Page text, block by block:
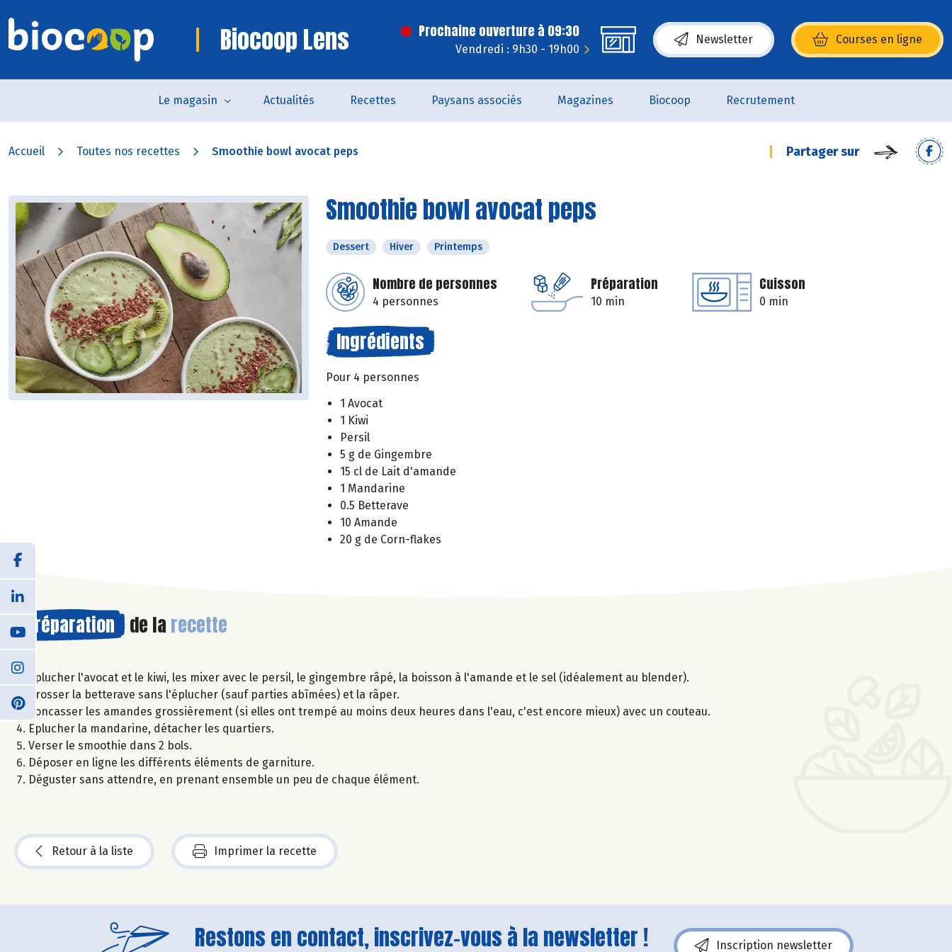
Biocoop Lens Prochaine ouverture à 09:30
Vendredi : 9h30 - 19h00
Newsletter Courses en ligne
(s’ouvre dans une nouvelle fenêtre)
Le magasin Actualités Recettes Paysans associés Magazines Biocoop Recrutement
Accueil Toutes nos recettes Smoothie bowl avocat peps Partager sur
Smoothie bowl avocat peps
Dessert Hiver Printemps
Nombre de personnes
4 personnes
Préparation
10 min
Cuisson
0 min
Ingrédients
Pour 4 personnes
1 Avocat
1 Kiwi
Persil
5 g de Gingembre
15 cl de Lait d'amande
1 Mandarine
0.5 Betterave
10 Amande
20 g de Corn-flakes
Préparation de la recette
Eplucher l'avocat et le kiwi, les mixer avec le persil, le gingembre râpé, la boisson à l'amande et le sel (idéalement au blender).
Brosser la betterave sans l'éplucher (sauf parties abîmées) et la râper.
Concasser les amandes grossièrement (si elles ont trempé au moins deux heures dans l'eau, c'est encore mieux) avec un couteau.
Eplucher la mandarine, détacher les quartiers.
Verser le smoothie dans 2 bols.
Déposer en ligne les différents éléments de garniture.
Déguster sans attendre, en prenant ensemble un peu de chaque élément.
Retour à la liste Imprimer la recette
Restons en contact, inscrivez-vous à la newsletter ! Inscription newsletter